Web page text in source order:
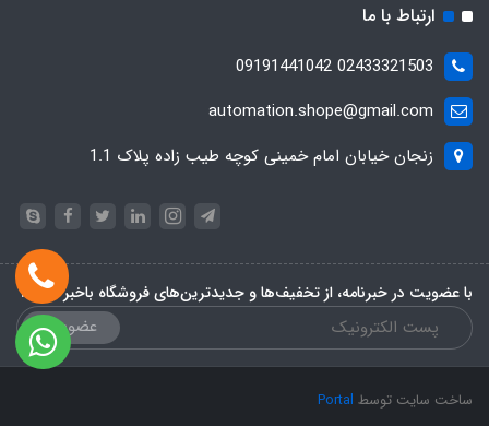
ارتباط با ما
02433321503 09191441042
automation.shope@gmail.com
زنجان خیابان امام خمینی کوچه طیب زاده پلاک 1.1
با عضویت در خبرنامه، از تخفیف‌ها و جدیدترین‌های فروشگاه باخبر شوید:
عضویت
ساخت سایت توسط Portal